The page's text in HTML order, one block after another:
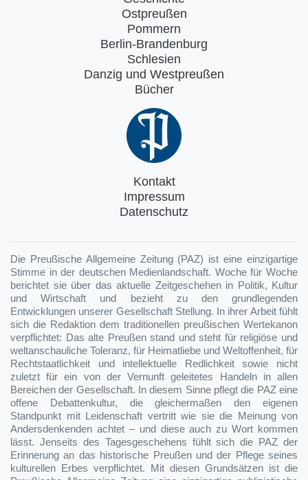
Ostpreußen
Pommern
Berlin-Brandenburg
Schlesien
Danzig und Westpreußen
Bücher
Kontakt
Impressum
Datenschutz
Die Preußische Allgemeine Zeitung (PAZ) ist eine einzigartige
Stimme in der deutschen Medienlandschaft. Woche für Woche
berichtet sie über das aktuelle Zeitgeschehen in Politik, Kultur
und Wirtschaft und bezieht zu den grundlegenden
Entwicklungen unserer Gesellschaft Stellung. In ihrer Arbeit fühlt
sich die Redaktion dem traditionellen preußischen Wertekanon
verpflichtet: Das alte Preußen stand und steht für religiöse und
weltanschauliche Toleranz, für Heimatliebe und Weltoffenheit, für
Rechtstaatlichkeit und intellektuelle Redlichkeit sowie nicht
zuletzt für ein von der Vernunft geleitetes Handeln in allen
Bereichen der Gesellschaft. In diesem Sinne pflegt die PAZ eine
offene Debattenkultur, die gleichermaßen den eigenen
Standpunkt mit Leidenschaft vertritt wie sie die Meinung von
Andersdenkenden achtet – und diese auch zu Wort kommen
lässt. Jenseits des Tagesgeschehens fühlt sich die PAZ der
Erinnerung an das historische Preußen und der Pflege seines
kulturellen Erbes verpflichtet. Mit diesen Grundsätzen ist die